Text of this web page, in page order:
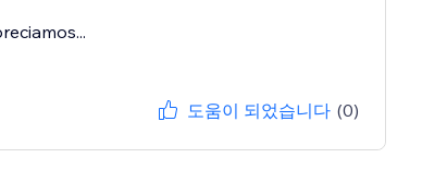
도움이 되었습니다 (0)